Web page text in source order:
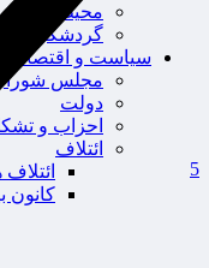
محیط زیست
گردشگری
سیاست و اقتصاد
مجلس
دولت
احزاب و
ائتلاف
کانون
5